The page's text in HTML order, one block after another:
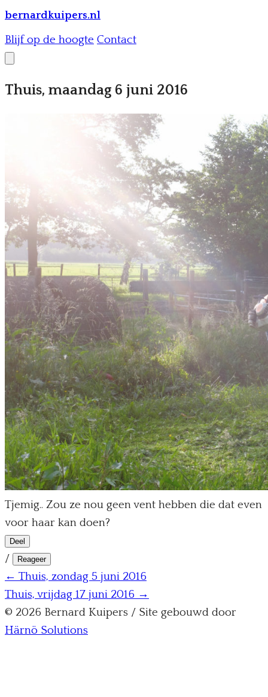
bernardkuipers.nl
Blijf op de hoogte Contact
Thuis, maandag 6 juni 2016
Tjemig.. Zou ze nou geen vent hebben die dat even
voor haar kan doen?
Deel
/ Reageer
← Thuis, zondag 5 juni 2016
Thuis, vrijdag 17 juni 2016 →
© 2026 Bernard Kuipers / Site gebouwd door
Härnö Solutions